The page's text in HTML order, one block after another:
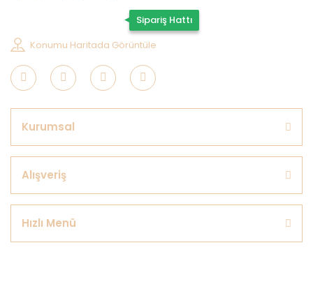
Sipariş Hattı
Konumu Haritada Görüntüle
Kurumsal
Alışveriş
Hızlı Menü